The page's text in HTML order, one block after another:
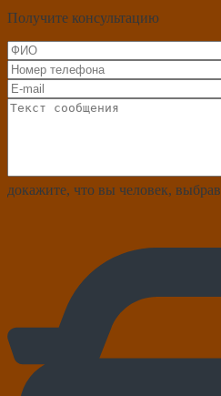
Получите консультацию
докажите, что вы человек, выбрав